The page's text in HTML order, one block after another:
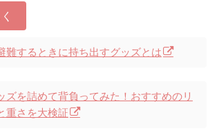
難するときに持ち出すグッズとは
ズを詰めて背負ってみた！おすすめのリ
重さを大検証